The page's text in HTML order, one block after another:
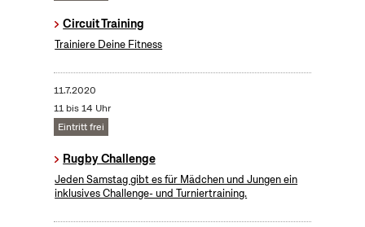
Circuit Training
Trainiere Deine Fitness
11.7.2020
11 bis 14 Uhr
Eintritt frei
Rugby Challenge
Jeden Samstag gibt es für Mädchen und Jungen ein
inklusives Challenge- und Turniertraining.